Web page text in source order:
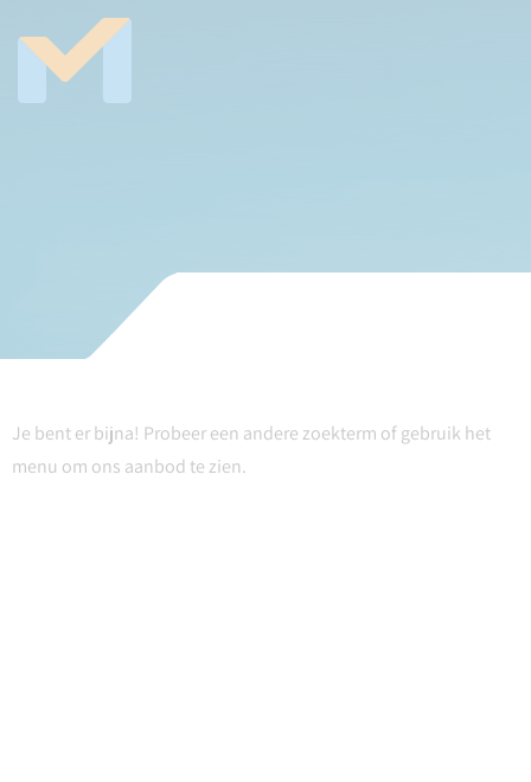
Je bent er bijna! Probeer een andere zoekterm of gebruik het
menu om ons aanbod te zien.